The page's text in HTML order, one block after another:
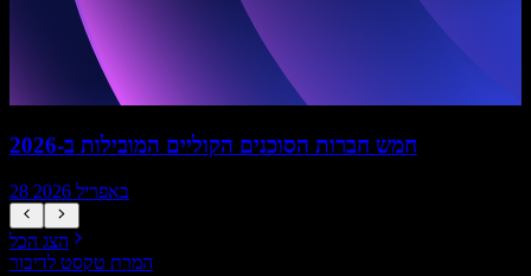
חמש חברות הסוכנים הקוליים המובילות ב-2026
28 באפריל 2026
הצג הכל
המרת טקסט לדיבור